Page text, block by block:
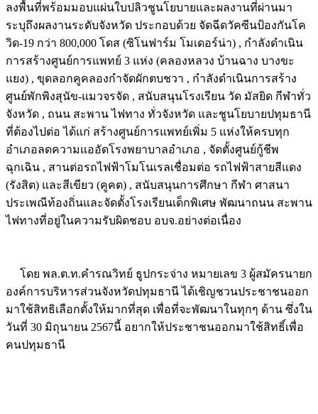
ลงพื้นที่พร้อมมอบแผ่นใบปลิวชูนโยบายและผลงานที่ผ่านมา
ระบุถึงผลงานระดับจังหวัด ประกอบด้วย จัดฉีดวัคซีนป้องกันโค
วิด-19 กว่า 800,000 โดส (ซิโนฟาร์ม โมเดอร์น่า) , กำลังดำเนิน
การสร้างศูนย์การแพทย์ 3 แห่ง (คลองหลวง บ้านฉาง บางขะ
แยง) , ขุดลอกคูคลองกำจัดผักตบชวา , กำลังดำเนินการสร้าง
ศูนย์พักพิงสุนัข-แมวจรจัด , สนับสนุนโรงเรียน วัด มัสยิด กีฬาทั่ว
จังหวัด , ถนน สะพาน ไฟทาง ทั่วจังหวัด และชูนโยบายปทุมธานี
ที่ต้องไปต่อ ได้แก่ สร้างศูนย์การแพทย์เพิ่ม 5 แห่งให้ครบทุก
อำเภอลดความแออัดโรงพยาบาลอำเภอ , จัดตั้งศูนย์กู้ชีพ
ฉุกเฉิน , สานต่อรถไฟฟ้าโมโนเรลเชื่อมต่อ รถไฟฟ้าสายสีแดง
(รังสิต) และสีเขียว (คูคต) , สนับสนุนการศึกษา กีฬา ศาสนา
ประเพณีท้องถิ่นและจัดตั้งโรงเรียนเด็กพิเศษ พัฒนาถนน สะพาน
ไฟทางที่อยู่ในความรับผิดชอบ อบจ.อย่างต่อเนื่อง
โดย พล.ต.ท.คำรณวิทย์ ธูปกระจ่าง หมายเลข 3 ผู้สมัครนายก
องค์การบริหารส่วนจังหวัดปทุมธานี ได้เชิญชวนประชาชนออก
มาใช้สิทธิเลือกตั้งให้มากที่สุด เพื่อที่จะพัฒนาในทุกๆ ด้าน ซึ่งใน
วันที่ 30 มิถุนายน 2567นี้ อยากให้ประชาชนออกมาใช้สิทธิ์เพื่อ
คนปทุมธานี